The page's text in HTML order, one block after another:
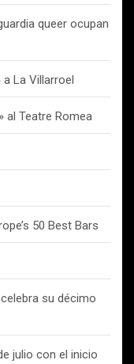
queer ocupan
a La Villarroel
al Teatre Romea
50 Best Bars
su décimo
julio con el inicio